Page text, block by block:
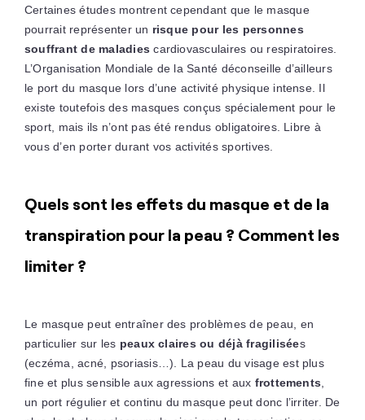
Certaines études montrent cependant que le masque
pourrait représenter un risque pour les personnes
souffrant de maladies cardiovasculaires ou respiratoires.
L’Organisation Mondiale de la Santé déconseille d’ailleurs
le port du masque lors d’une activité physique intense. Il
existe toutefois des masques conçus spécialement pour le
sport, mais ils n’ont pas été rendus obligatoires. Libre à
vous d’en porter durant vos activités sportives.
Quels sont les effets du masque et de la
transpiration pour la peau ? Comment les
limiter ?
Le masque peut entraîner des problèmes de peau, en
particulier sur les peaux claires ou déjà fragilisées
(eczéma, acné, psoriasis…). La peau du visage est plus
fine et plus sensible aux agressions et aux frottements
un port régulier et continu du masque peut donc l’irriter. De